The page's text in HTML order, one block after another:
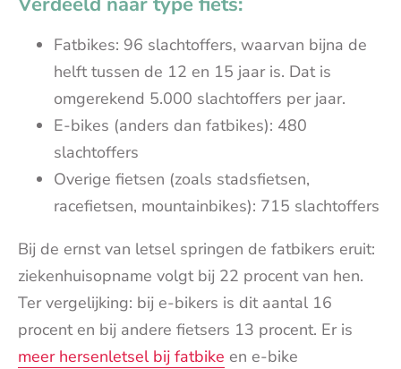
Fatbikes: 96 slachtoffers, waarvan bijna de
helft tussen de 12 en 15 jaar is. Dat is
omgerekend 5.000 slachtoffers per jaar.
E-bikes (anders dan fatbikes): 480
slachtoffers
Overige fietsen (zoals stadsfietsen,
racefietsen, mountainbikes): 715 slachtoffers
Bij de ernst van letsel springen de fatbikers eruit:
ziekenhuisopname volgt bij 22 procent van hen.
Ter vergelijking: bij e-bikers is dit aantal 16
procent en bij andere fietsers 13 procent. Er is
meer hersenletsel bij fatbike en e-bike